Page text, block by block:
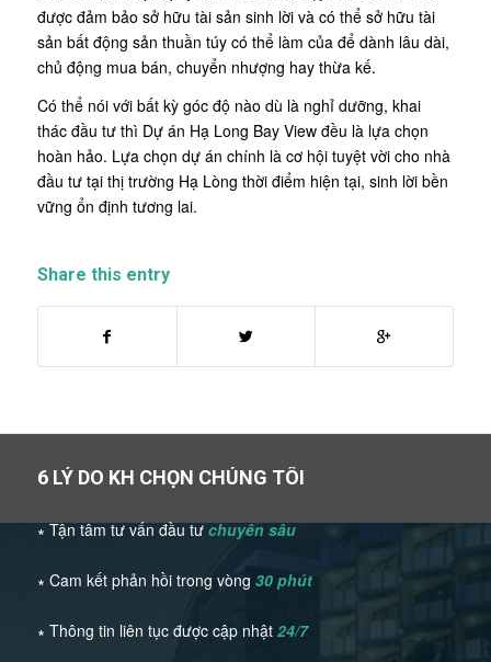
được đảm bảo sở hữu tài sản sinh lời và có thể sở hữu tài
sản bất động sản thuần túy có thể làm của để dành lâu dài,
chủ động mua bán, chuyển nhượng hay thừa kế.
Có thể nói với bất kỳ góc độ nào dù là nghỉ dưỡng, khai
thác đầu tư thì Dự án Hạ Long Bay View đều là lựa chọn
hoàn hảo. Lựa chọn dự án chính là cơ hội tuyệt vời cho nhà
đầu tư tại thị trường Hạ Lòng thời điểm hiện tại, sinh lời bền
vững ổn định tương lai.
Share this entry
6 LÝ DO KH CHỌN CHÚNG TÔI
∗ Tận tâm tư vấn đầu tưchuyên sâu
∗ Cam kết phản hồi trong vòng 30 phút
∗ Thông tin liên tục được cập nhật 24/7